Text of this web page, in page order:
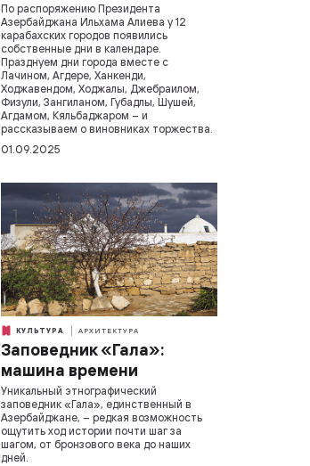
По распоряжению Президента
Азербайджана Ильхама Алиева у 12
карабахских городов появились
собственные дни в календаре.
Празднуем дни города вместе с
Лачином, Агдере, Ханкенди,
Ходжавендом, Ходжалы, Джебраилом,
Физули, Зангиланом, Губадлы, Шушей,
Агдамом, Кяльбаджаром – и
рассказываем о виновниках торжества.
01.09.2025
КУЛЬТУРА АРХИТЕКТУРА
Заповедник «Гала»:
машина времени
Уникальный этнографический
заповедник «Гала», единственный в
Азербайджане, – редкая возможность
ощутить ход истории почти шаг за
шагом, от бронзового века до наших
дней.